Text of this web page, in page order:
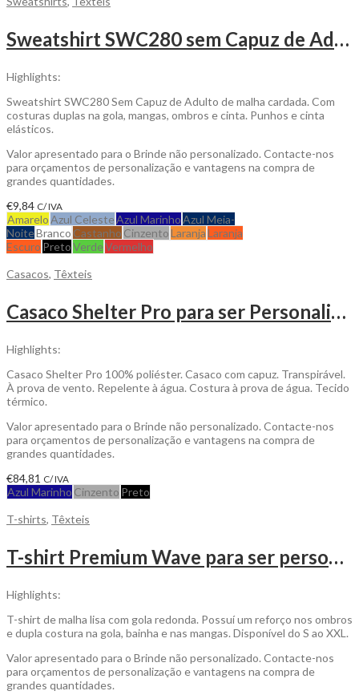
Sweatshirt SWC280 sem Capuz de Adulto Personalizável
Highlights:
Sweatshirt SWC280 Sem Capuz de Adulto de malha cardada. Com
costuras duplas na gola, mangas, ombros e cinta. Punhos e cinta
elásticos.
Valor apresentado para o Brinde não personalizado. Contacte-nos
para orçamentos de personalização e vantagens na compra de
grandes quantidades.
€9,84 C/ IVA
AmareloAzul CelesteAzul MarinhoAzul Meia-
NoiteBranco Castanho CinzentoLaranjaLaranja
Escuro PretoVerdeVermelho
Casacos, Têxteis
Casaco Shelter Pro para ser Personalizado
Highlights:
Casaco Shelter Pro 100% poliéster. Casaco com capuz. Transpirável.
À prova de vento. Repelente à água. Costura à prova de água. Tecido
térmico.
Valor apresentado para o Brinde não personalizado. Contacte-nos
para orçamentos de personalização e vantagens na compra de
grandes quantidades.
€84,81 C/ IVA
Azul Marinho Cinzento Preto
T-shirts, Têxteis
T-shirt Premium Wave para ser personalizada
Highlights:
T-shirt de malha lisa com gola redonda. Possuí um reforço nos ombros
e dupla costura na gola, bainha e nas mangas. Disponível do S ao XXL.
Valor apresentado para o Brinde não personalizado. Contacte-nos
para orçamentos de personalização e vantagens na compra de
grandes quantidades.